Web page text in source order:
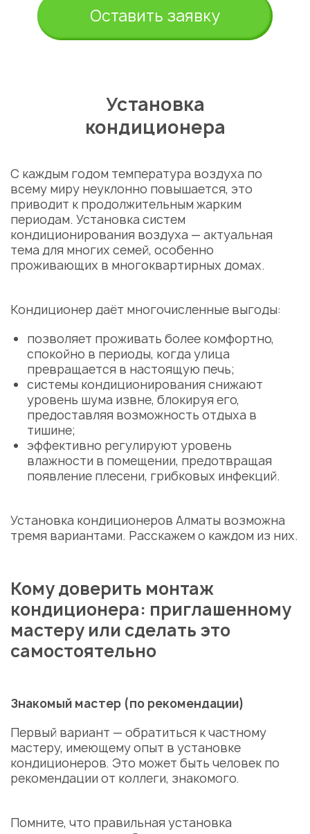
Оставить заявку
Установка
кондиционера
С каждым годом температура воздуха по
всему миру неуклонно повышается, это
приводит к продолжительным жарким
периодам. Установка систем
кондиционирования воздуха — актуальная
тема для многих семей, особенно
проживающих в многоквартирных домах.
Кондиционер даёт многочисленные выгоды:
позволяет проживать более комфортно,
спокойно в периоды, когда улица
превращается в настоящую печь;
системы кондиционирования снижают
уровень шума извне, блокируя его,
предоставляя возможность отдыха в
тишине;
эффективно регулируют уровень
влажности в помещении, предотвращая
появление плесени, грибковых инфекций.
Установка кондиционеров Алматы возможна
тремя вариантами. Расскажем о каждом из них.
Кому доверить монтаж
кондиционера: приглашенному
мастеру или сделать это
самостоятельно
Знакомый мастер (по рекомендации)
Первый вариант — обратиться к частному
мастеру, имеющему опыт в установке
кондиционеров. Это может быть человек по
рекомендации от коллеги, знакомого.
Помните, что правильная установка